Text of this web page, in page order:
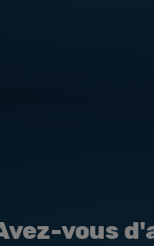
vous